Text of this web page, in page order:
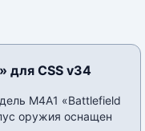
для CSS v34
M4A1 «Battlefield
оружия оснащен